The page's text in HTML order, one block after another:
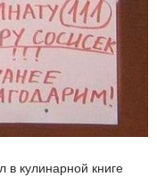
в кулинарной книге